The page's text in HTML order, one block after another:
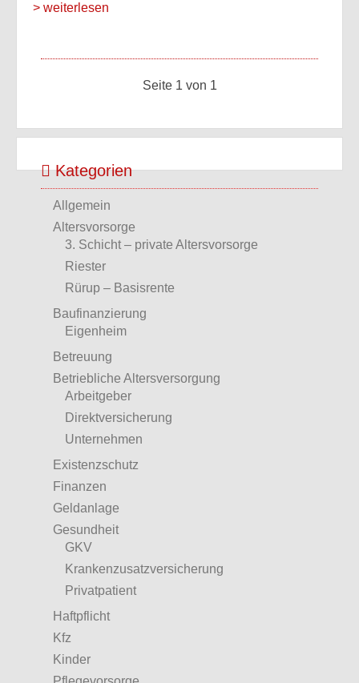
> weiterlesen
Seite 1 von 1
Kategorien
Allgemein
Altersvorsorge
3. Schicht – private Altersvorsorge
Riester
Rürup – Basisrente
Baufinanzierung
Eigenheim
Betreuung
Betriebliche Altersversorgung
Arbeitgeber
Direktversicherung
Unternehmen
Existenzschutz
Finanzen
Geldanlage
Gesundheit
GKV
Krankenzusatzversicherung
Privatpatient
Haftpflicht
Kfz
Kinder